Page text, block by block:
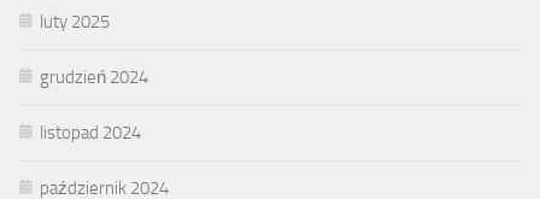
luty 2025
grudzień 2024
listopad 2024
październik 2024